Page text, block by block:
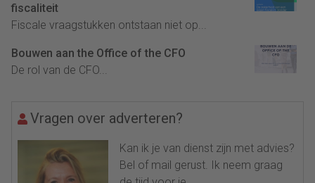
fiscaliteit
Fiscale vraagstukken ontstaan niet op...
Bouwen aan the Office of the CFO
De rol van de CFO...
Vragen over adverteren?
Kan ik je van dienst zijn met advies?
Bel of mail gerust. Ik neem graag